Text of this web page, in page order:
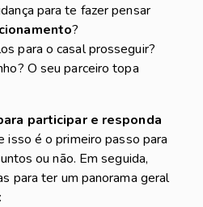
para te fazer pensar
?
para o casal prosseguir?
O seu parceiro topa
participar e responda
isso é o primeiro passo para
ou não. Em seguida,
para ter um panorama geral